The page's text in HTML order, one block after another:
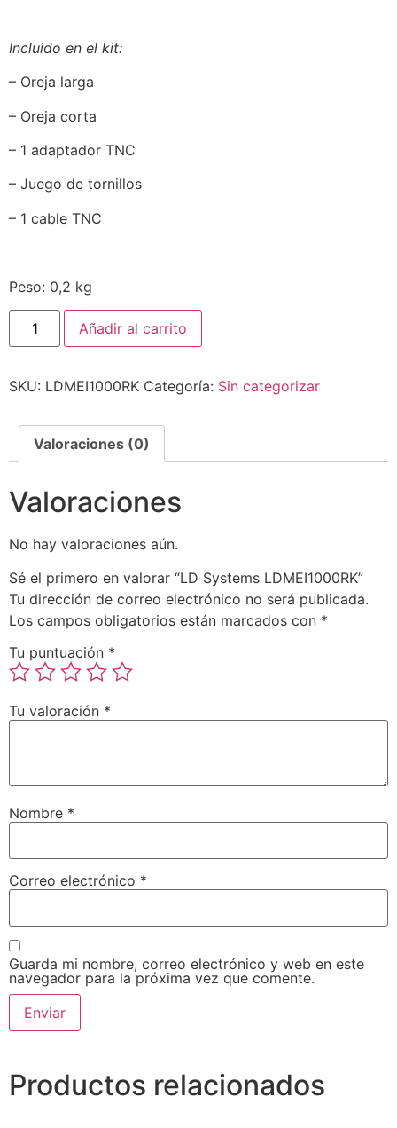
Incluido en el kit:
– Oreja larga
– Oreja corta
– 1 adaptador TNC
– Juego de tornillos
– 1 cable TNC
Peso: 0,2 kg
Añadir al carrito
SKU: LDMEI1000RK Categoría: Sin categorizar
Valoraciones (0)
Valoraciones
No hay valoraciones aún.
Sé el primero en valorar “LD Systems LDMEI1000RK”
Tu dirección de correo electrónico no será publicada.
Los campos obligatorios están marcados con *
Tu puntuación *
Tu valoración *
Nombre *
Correo electrónico *
Guarda mi nombre, correo electrónico y web en este
navegador para la próxima vez que comente.
Productos relacionados